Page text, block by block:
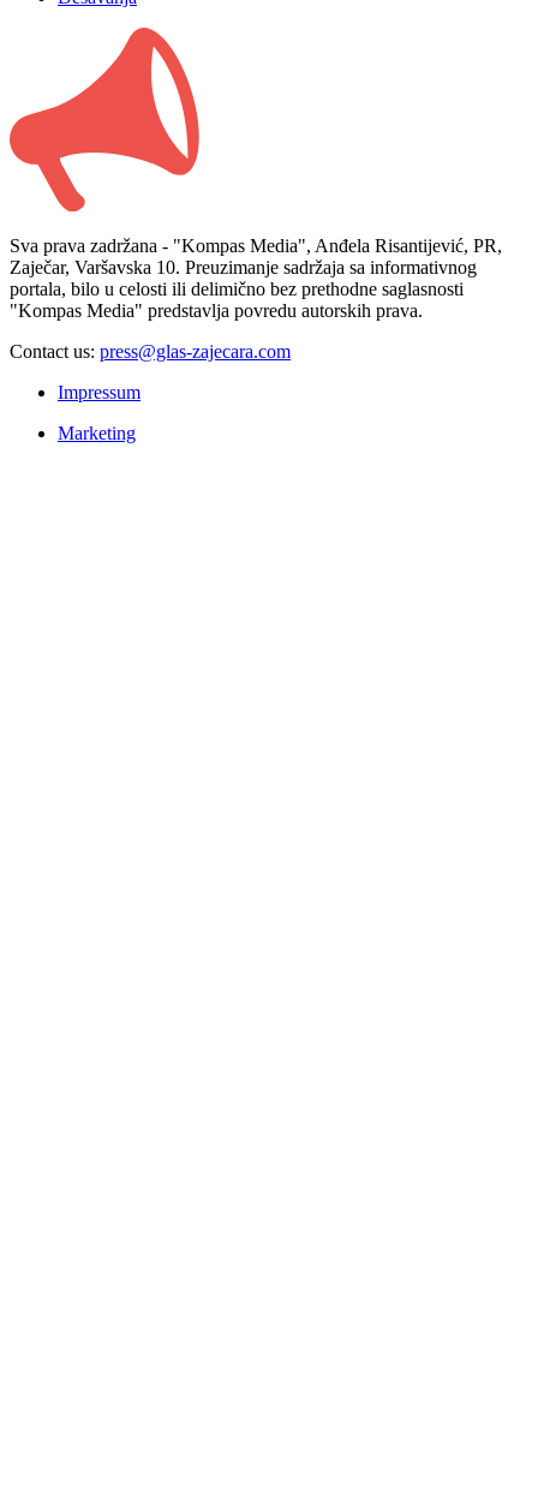
Sva prava zadržana - "Kompas Media", Anđela Risantijević, PR,
Zaječar, Varšavska 10. Preuzimanje sadržaja sa informativnog
portala, bilo u celosti ili delimično bez prethodne saglasnosti
"Kompas Media" predstavlja povredu autorskih prava.
Contact us: press@glas-zajecara.com
Impressum
Marketing